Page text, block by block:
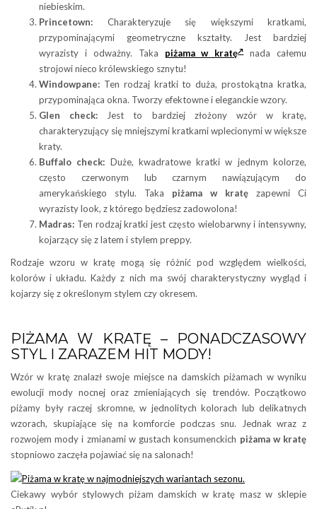
niebieskim.
Princetown: Charakteryzuje się większymi kratkami,
przypominającymi geometryczne kształty. Jest bardziej
wyrazisty i odważny. Taka piżama w kratę
nada całemu
strojowi nieco królewskiego sznytu!
Windowpane: Ten rodzaj kratki to duża, prostokątna kratka,
przypominająca okna. Tworzy efektowne i eleganckie wzory.
Glen check: Jest to bardziej złożony wzór w kratę,
charakteryzujący się mniejszymi kratkami wplecionymi w większe
kraty.
Buffalo check: Duże, kwadratowe kratki w jednym kolorze,
często czerwonym lub czarnym nawiązującym do
amerykańskiego stylu. Taka piżama w kratę zapewni Ci
wyrazisty look, z którego będziesz zadowolona!
Madras: Ten rodzaj kratki jest często wielobarwny i intensywny,
kojarzący się z latem i stylem preppy.
Rodzaje wzoru w kratę mogą się różnić pod względem wielkości,
kolorów i układu. Każdy z nich ma swój charakterystyczny wygląd i
kojarzy się z określonym stylem czy okresem.
PIŻAMA W KRATĘ – PONADCZASOWY
STYL I ZARAZEM HIT MODY!
Wzór w kratę znalazł swoje miejsce na damskich piżamach w wyniku
ewolucji mody nocnej oraz zmieniających się trendów. Początkowo
piżamy były raczej skromne, w jednolitych kolorach lub delikatnych
wzorach, skupiające się na komforcie podczas snu. Jednak wraz z
rozwojem mody i zmianami w gustach konsumenckich piżama w kratę
stopniowo zaczęła pojawiać się na salonach!
Ciekawy wybór stylowych piżam damskich w kratę masz w sklepie